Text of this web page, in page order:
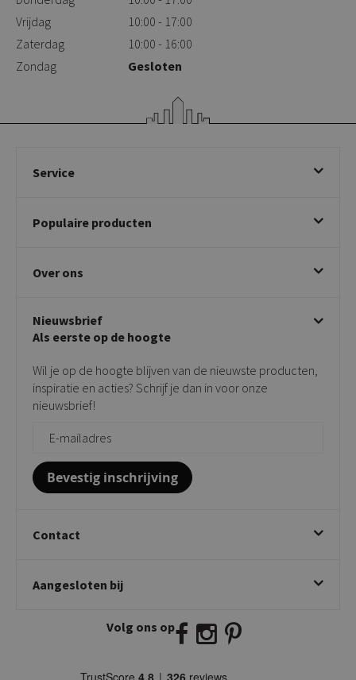
Vrijdag
10:00 - 17:00
Zaterdag
10:00 - 16:00
Zondag
Gesloten
Service
Betalen & annuleren
Klachtafhandeling
Privacy policy
Populaire producten
Draaibare eetkamerstoelen
Taupe stoelen
Tuinstoelen
Bijzettafels
Over ons
Showroom
Contact
Onderhoudsproducten
Vloerbescherming
Giftcards
Nieuwsbrief
Als eerste op de hoogte
Wil je op de hoogte blijven van de nieuwste producten,
inspiratie en acties? Schrijf je dan in voor onze
nieuwsbrief!
Bevestig inschrijving
Contact
Twijnstraweg 2
info@kickcollection.nl
Aangesloten bij
Volg ons op